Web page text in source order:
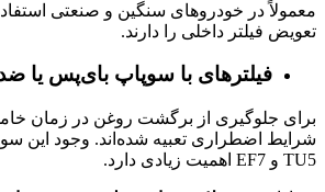
معمولاً در خودروهای سنگین و صنعتی
تعویض فیلتر داخلی را دارند.
فیلترهای با سوپاپ بای‌پس یا
برای جلوگیری از برگشت روغن در زمان
شرایط اضطراری تعبیه شده‌اند. وجود این
TU5 و EF7 اهمیت زیادی دارد.